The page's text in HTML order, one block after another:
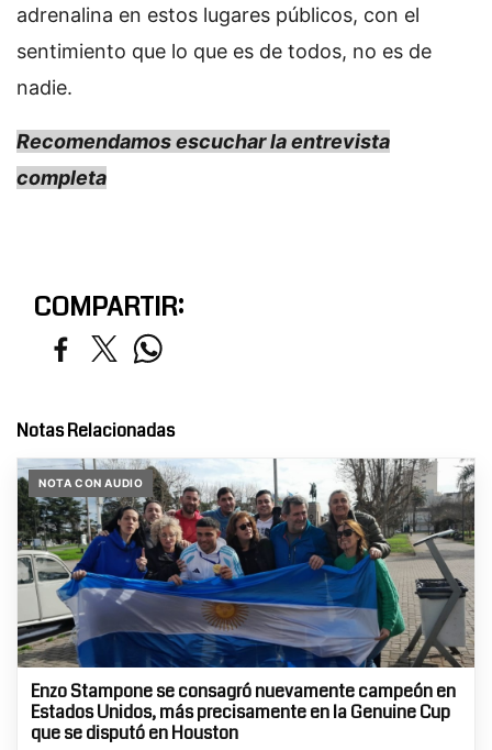
adrenalina en estos lugares públicos, con el
sentimiento que lo que es de todos, no es de
nadie.
Recomendamos escuchar la entrevista
completa
COMPARTIR:
Notas Relacionadas
NOTA CON AUDIO
Enzo Stampone se consagró nuevamente campeón en
Estados Unidos, más precisamente en la Genuine Cup
que se disputó en Houston